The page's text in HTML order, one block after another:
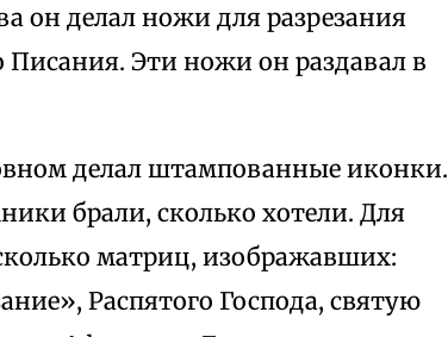
он делал ножи для разрезания
Эти ножи он раздавал в
делал штампованные иконки.
брали, сколько хотели. Для
матриц, изображавших:
Распятого Господа, святую